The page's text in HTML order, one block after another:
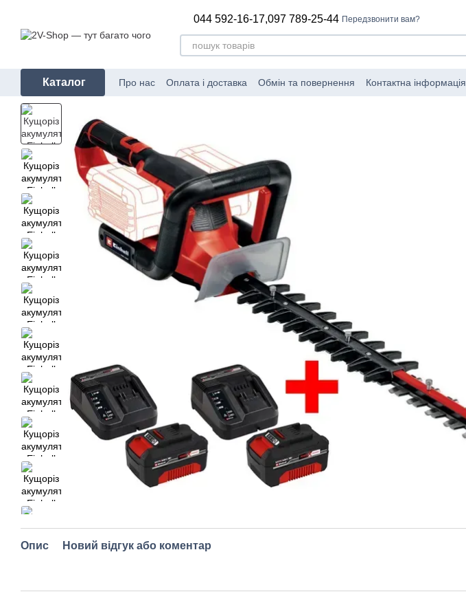
044 592-16-17,097 789-25-44 Передзвонити вам?
Каталог Про нас Оплата і доставка Обмін та повернення Контактна інформація
Опис Новий відгук або коментар